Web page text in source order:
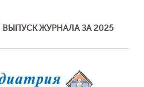
ЖУРНАЛА ЗА 2025